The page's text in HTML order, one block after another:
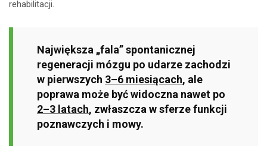
rehabilitacji.
Największa „fala” spontanicznej
regeneracji mózgu po udarze zachodzi
w pierwszych 3–6 miesiącach, ale
poprawa może być widoczna nawet po
2–3 latach, zwłaszcza w sferze funkcji
poznawczych i mowy.